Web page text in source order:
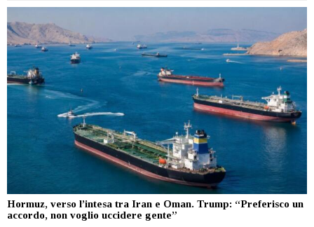
Hormuz, verso l’intesa tra Iran e Oman. Trump: “Preferisco un
accordo, non voglio uccidere gente”